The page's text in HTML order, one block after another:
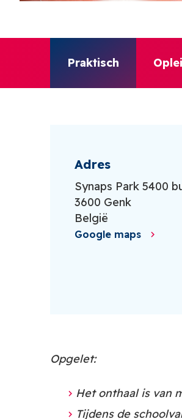
Praktisch
Adres
Synaps Park 5400
3600 Genk
België
Google maps
Opgelet:
Het onthaal is van
Tijdens de